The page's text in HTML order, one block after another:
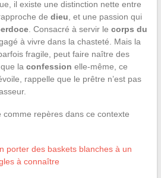
il existe une distinction nette entre
de dieu , et une passion qui
. Consacré à servir le corps du
à vivre dans la chasteté. Mais la
fragile, peut faire naître des
la confession elle-même, ce
rappelle que le prêtre n’est pas
comme repères dans ce contexte
porter des baskets blanches à un
à connaître